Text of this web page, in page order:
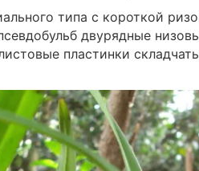
типа с короткой
двурядные
пластинки